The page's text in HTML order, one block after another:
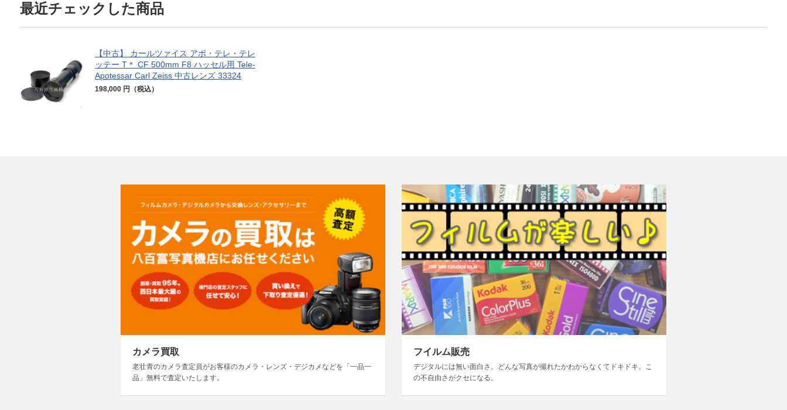
最近チェックした商品
【中古】 カールツァイス アポ・テレ・テレ
ッテー T＊ CF 500mm F8 ハッセル用 Tele-
Apotessar Carl Zeiss 中古レンズ 33324
198,000 円（税込）
カメラ買取
老壮青のカメラ査定員がお客様のカメラ・レンズ・デジカメなどを「一品一
品」無料で査定いたします。
フイルム販売
デジタルには無い面白さ。どんな写真が撮れたかわからなくてドキドキ。こ
の不自由さがクセになる。